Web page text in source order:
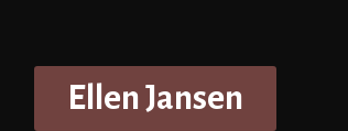
Ellen Jansen